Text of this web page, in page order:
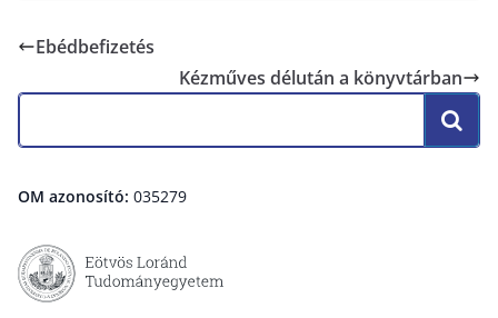
Ebédbefizetés
Kézműves délután a könyvtárban
OM azonosító: 035279